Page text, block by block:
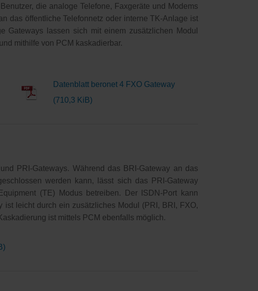
die analoge Telefone, Faxgeräte und Modems
das öffentliche Telefonnetz oder interne TK-Anlage ist
Gateways lassen sich mit einem zusätzlichen Modul
mithilfe von PCM kaskadierbar.
Datenblatt beronet 4 FXO Gateway
(710,3 KiB)
PRI-Gateways. Während das BRI-Gateway an das
werden kann, lässt sich das PRI-Gateway
(TE) Modus betreiben. Der ISDN-Port kann
leicht durch ein zusätzliches Modul (PRI, BRI, FXO,
ist mittels PCM ebenfalls möglich.